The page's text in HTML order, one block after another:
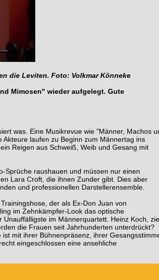
die Leviten. Foto: Volkmar Könneke
Mimosen" wieder aufgelegt. Gute
was. Eine Musikrevue wie "Männer, Machos
laufen zu Beginn zum Männertag ins
Reigen aus Schweiß, Weib und Gesang mit
Sprüche raushauen und müssen nur einen
Lara Croft, die ihnen Zunder gibt. Dies aber
und professionellen Darstellerensemble.
der als Ex-Don Juan von
im Zehnkämpfer-Look das optische
im Männerquartett. Heinz Koch,
die Frauen seit Jahrhunderten unterdrückt?
mit ihrer Bühnenpräsenz, ihrer
eingeschlossen eine ansehliche